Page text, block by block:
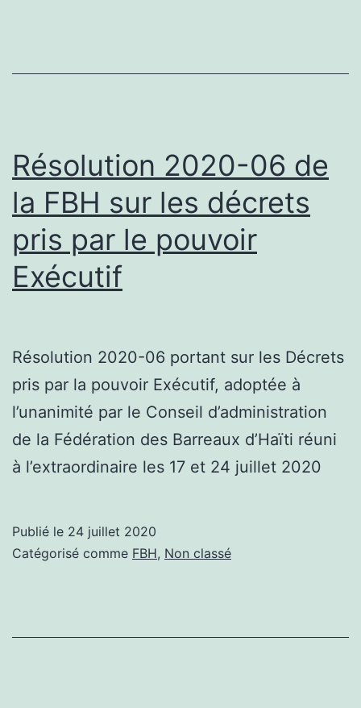
Résolution 2020-06 de
la FBH sur les décrets
pris par le pouvoir
Exécutif
Résolution 2020-06 portant sur les Décrets
pris par la pouvoir Exécutif, adoptée à
l’unanimité par le Conseil d’administration
de la Fédération des Barreaux d’Haïti réuni
à l’extraordinaire les 17 et 24 juillet 2020
Publié le 24 juillet 2020
Catégorisé comme FBH, Non classé